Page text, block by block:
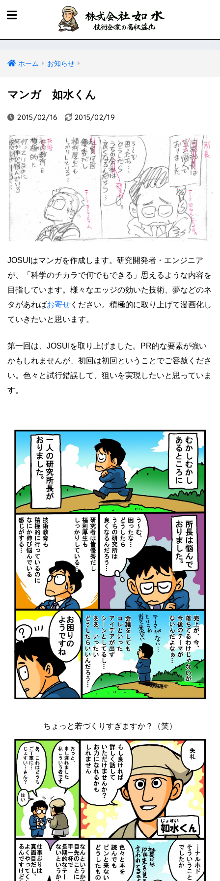
ホーム お知らせ
マンガ 如水くん
2015/02/16 2015/02/19
JOSUIはマンガを作成します。研究開発者・エンジニア
が、「科学のチカラで何でもできる」思えるような内容を
目指しています。様々なエッジの効いた技術、夢などのネ
タがあればお寄せ ください。積極的に取り上げて漫画化し
ていきたいと思います。
第一回は、JOSUIを取り上げました。PR的な要素が強い
かもしれませんが、初回は初回ということでご容赦くださ
い。色々と試行錯誤して、狙いを実現したいと思っていま
す。
ちょっと若づくりすぎますか？（笑）